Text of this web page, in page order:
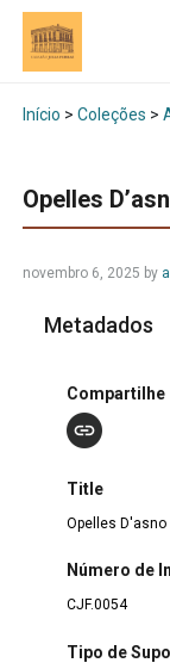
Início > Coleções >
Opelles
novembro 6, 2025 by
Metadados
Compartilhe
Title
Opelles D'asno
Número de
CJF.0054
Tipo de